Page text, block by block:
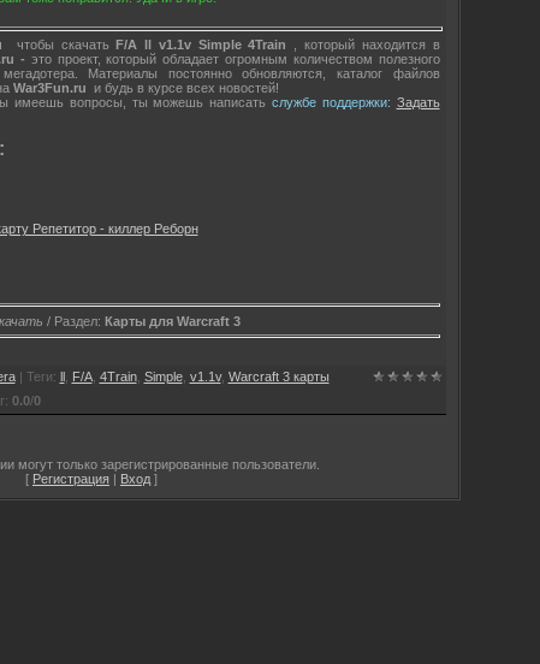
чтобы скачатьF/A ll v1.1v Simple 4Train
, который находится в
ru - это проект, которыйобладает огромным количеством полезного
Материалы постоянно обновляются, каталог файлов
War3Fun.ru
и будь в курсе всех новостей!
имеешь вопросы, ты можешь написать службе поддержки: Задать
Репетитор - киллер Реборн
/ Раздел: Карты для Warcraft 3
| Теги: ll, F/A, 4Train, Simple, v1.1v, Warcraft 3 карты
: 0.0/0
могут только зарегистрированные пользователи.
[ Регистрация | Вход ]